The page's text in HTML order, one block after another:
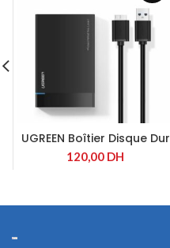
UGREEN Boîtier Disque Dur
2.Pouces USB 3.0 Externe
HDD SSD SATA III II I 6To
Mac OS Linux Installation
120,00 DH